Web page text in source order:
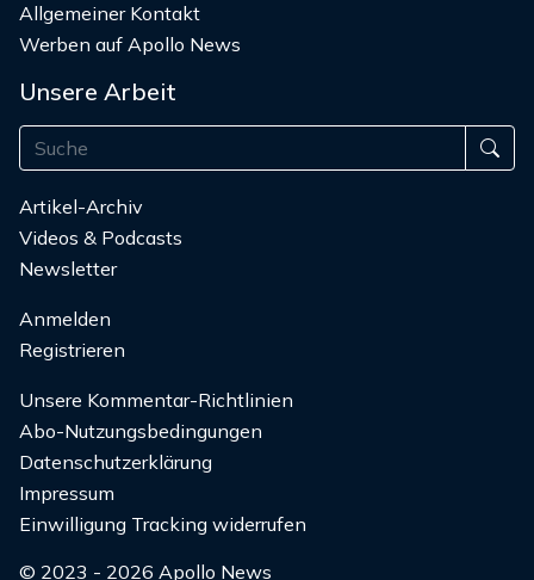
Allgemeiner Kontakt
Werben auf Apollo News
Unsere Arbeit
Artikel-Archiv
Videos & Podcasts
Newsletter
Anmelden
Registrieren
Unsere Kommentar-Richtlinien
Abo-Nutzungsbedingungen
Datenschutzerklärung
Impressum
Einwilligung Tracking widerrufen
© 2023 - 2026 Apollo News